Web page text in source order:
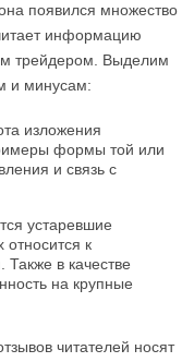
появился множество
информацию
трейдером. Выделим
и минусам:
изложения
формы той или
и связь с
устаревшие
относится к
в качестве
на крупные
читателей носят